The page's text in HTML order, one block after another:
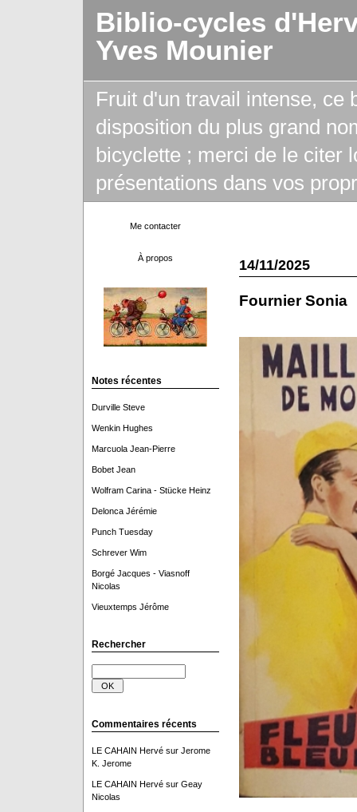
Biblio-cycles
Yves Mounier
Fruit d'un travail intense, ce
disposition du plus grand
bicyclette ; merci de le citer
présentations dans vos
Me contacter
À propos
Notes récentes
Durville Steve
Wenkin Hughes
Marcuola Jean-Pierre
Bobet Jean
Wolfram Carina - Stücke Heinz
Delonca Jérémie
Punch Tuesday
Schrever Wim
Borgé Jacques - Viasnoff
Nicolas
Vieuxtemps Jérôme
Rechercher
Commentaires récents
LE CAHAIN Hervésur Jerome
K. Jerome
LE CAHAIN Hervésur Geay
Nicolas
14/11/2025
Fournier Sonia